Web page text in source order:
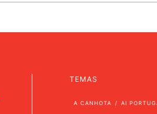
TEMAS
A CANHOTA AI